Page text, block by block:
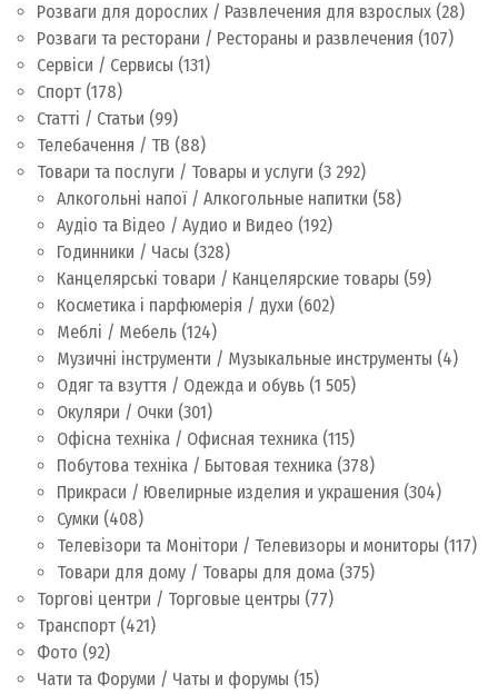
Розваги для дорослих / Развлечения для взрослых (28)
Розваги та ресторани / Рестораны и развлечения (107)
Сервіси / Сервисы (131)
Спорт (178)
Статті / Статьи (99)
Телебачення / ТВ (88)
Товари та послуги / Товары и услуги (3 292)
Алкогольні напої / Алкогольные напитки (58)
Аудіо та Відео / Аудио и Видео (192)
Годинники / Часы (328)
Канцелярські товари / Канцелярские товары (59)
Косметика і парфюмерія / духи (602)
Меблі / Мебель (124)
Музичні інструменти / Музыкальные инструменты (4)
Одяг та взуття / Одежда и обувь (1 505)
Окуляри / Очки (301)
Офісна техніка / Офисная техника (115)
Побутова техніка / Бытовая техника (378)
Прикраси / Ювелирные изделия и украшения (304)
Сумки (408)
Телевізори та Монітори / Телевизоры и мониторы (117)
Товари для дому / Товары для дома (375)
Торгові центри / Торговые центры (77)
Транспорт (421)
Фото (92)
Чати та Форуми / Чаты и форумы (15)